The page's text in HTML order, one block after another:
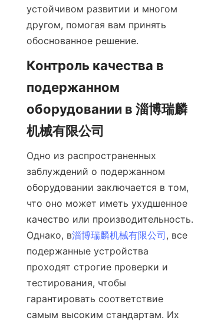
устойчивом развитии и многом
другом, помогая вам принять
обоснованное решение.
Контроль качества в
подержанном
оборудовании в 淄博瑞麟
机械有限公司
Одно из распространенных
заблуждений о подержанном
оборудовании заключается в том,
что оно может иметь ухудшенное
качество или производительность.
Однако, в淄博瑞麟机械有限公司, все
подержанные устройства
проходят строгие проверки и
тестирования, чтобы
гарантировать соответствие
самым высоким стандартам. Их